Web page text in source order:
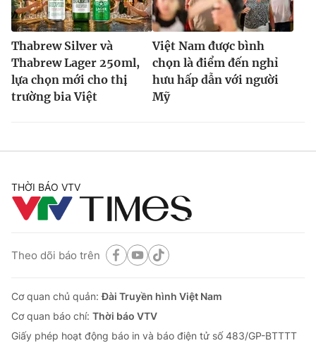
Thabrew Silver và
Thabrew Lager 250ml,
lựa chọn mới cho thị
trường bia Việt
Việt Nam được bình
chọn là điểm đến nghỉ
hưu hấp dẫn với người
Mỹ
THỜI BÁO VTV
Theo dõi báo trên
Cơ quan chủ quản:Đài Truyền hình Việt Nam
Cơ quan báo chí: Thời báo VTV
Giấy phép hoạt động báo in và báo điện tử số 483/GP-BTTTT